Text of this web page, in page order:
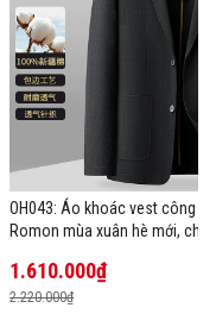
OH043: Áo khoác vest công
Romon mùa xuân hè mới,
1.610.000₫
2.220.000₫